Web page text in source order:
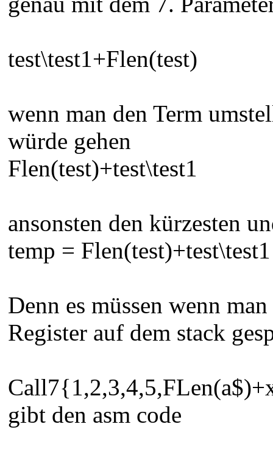
test\test1+Flen(test)
wenn man den Term
würde gehen
Flen(test)+test\test1
ansonsten den kürzesten
temp =
Denn es müssen wenn
Register auf dem stack
gibt den asm code